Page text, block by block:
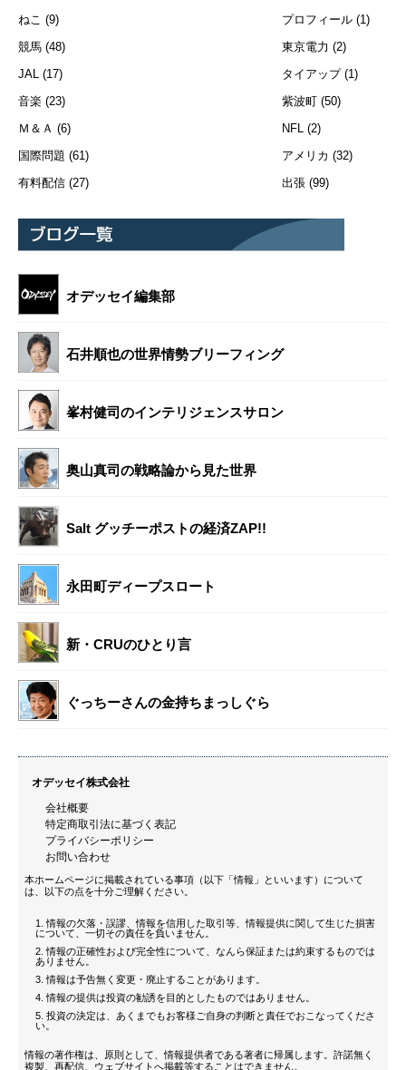
ねこ (9)
競馬 (48)
JAL (17)
音楽 (23)
Ｍ＆Ａ (6)
国際問題 (61)
有料配信 (27)
プロフィール (1)
東京電力 (2)
タイアップ(1)
紫波町 (50)
NFL (2)
アメリカ (32)
出張 (99)
オデッセイ編集部
石井順也の世界情勢ブリーフィング
峯村健司のインテリジェンスサロン
奥山真司の戦略論から見た世界
Salt グッチーポストの経済ZAP!!
永田町ディープスロート
新・CRUのひとり言
ぐっちーさんの金持ちまっしぐら
オデッセイ株式会社
会社概要
特定商取引法に基づく表記
プライバシーポリシー
お問い合わせ
本ホームページに掲載されている事項（以下「情報」といいます）について
は、以下の点を十分ご理解ください。
情報の欠落・誤謬、情報を信用した取引等、情報提供に関して生じた損害
について、一切その責任を負いません。
情報の正確性および完全性について、なんら保証または約束するものでは
ありません。
情報は予告無く変更・廃止することがあります。
情報の提供は投資の勧誘を目的としたものではありません。
投資の決定は、あくまでもお客様ご自身の判断と責任でおこなってくださ
い。
情報の著作権は、原則として、情報提供者である著者に帰属します。許諾無く
複製、再配信、ウェブサイトへ掲載等することはできません。